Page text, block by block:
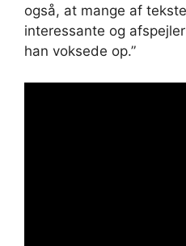
også, at mange af
interessante og
han voksede op.”